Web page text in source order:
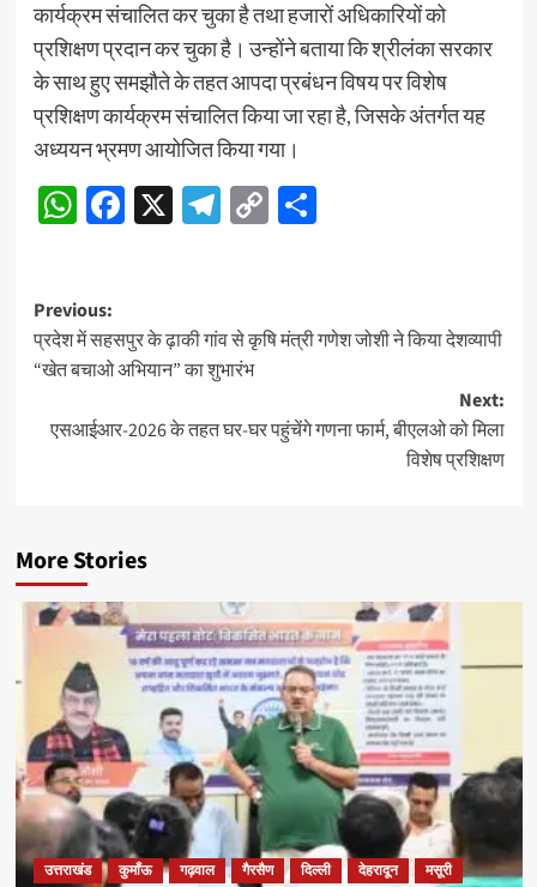
कार्यक्रम संचालित कर चुका है तथा हजारों अधिकारियों को
प्रशिक्षण प्रदान कर चुका है। उन्होंने बताया कि श्रीलंका सरकार
के साथ हुए समझौते के तहत आपदा प्रबंधन विषय पर विशेष
प्रशिक्षण कार्यक्रम संचालित किया जा रहा है, जिसके अंतर्गत यह
अध्ययन भ्रमण आयोजित किया गया।
WhatsApp
Facebook
X Telegram
CopyShare
Post
navigation
Previous:
प्रदेश में सहसपुर के ढ़ाकी गांव से कृषि मंत्री गणेश जोशी ने किया देशव्यापी
“खेत बचाओ अभियान” का शुभारंभ
Next:
एसआईआर-2026 के तहत घर-घर पहुंचेंगे गणना फार्म, बीएलओ को मिला
विशेष प्रशिक्षण
More Stories
उत्तराखंड कुमाँऊ गढ़वाल गैरसैण दिल्ली देहरादून मसूरी